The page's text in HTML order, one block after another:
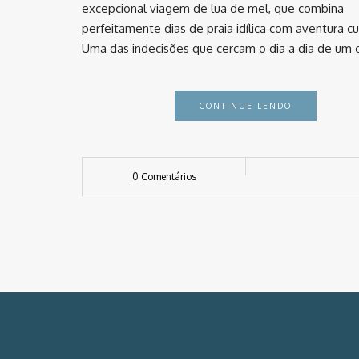
excepcional viagem de lua de mel, que combina
perfeitamente dias de praia idílica com aventura
Uma das indecisões que cercam o dia a dia de um
CONTINUE LENDO
0 Comentários